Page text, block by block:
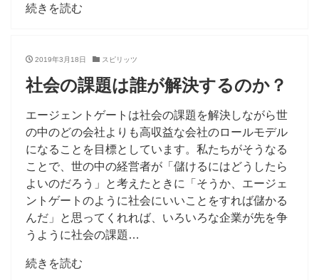
続きを読む
2019年3月18日 スピリッツ
社会の課題は誰が解決するのか？
エージェントゲートは社会の課題を解決しながら世
の中のどの会社よりも高収益な会社のロールモデル
になることを目標としています。私たちがそうなる
ことで、世の中の経営者が「儲けるにはどうしたら
よいのだろう」と考えたときに「そうか、エージェ
ントゲートのように社会にいいことをすれば儲かる
んだ」と思ってくれれば、いろいろな企業が先を争
うように社会の課題…
続きを読む